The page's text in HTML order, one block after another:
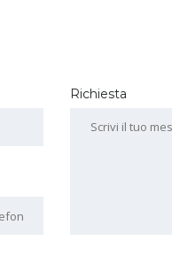
Richiesta